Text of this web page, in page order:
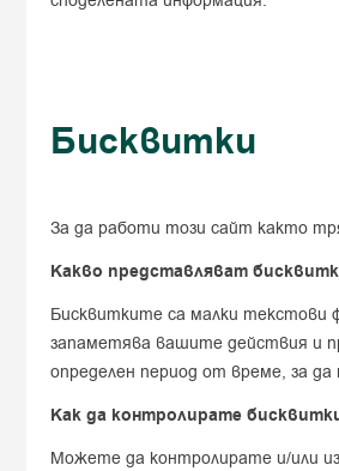
Бисквитки
За да работи този сайт както
Какво представляват
Бисквитките са малки текстови
запаметява вашите действия и
определен период от време, за
Как да контролирате
Можете да контролирате и/или